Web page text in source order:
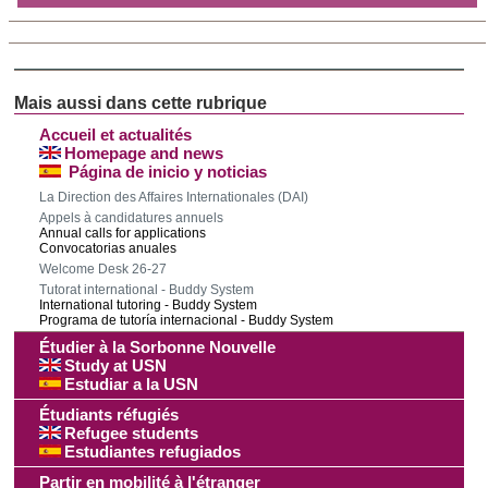
Accueil et actualités
Homepage and news
Página de inicio y noticias
La Direction des Affaires Internationales (DAI)
Appels à candidatures annuels
Annual calls for applications
Convocatorias anuales
Welcome Desk 26-27
Tutorat international - Buddy System
International tutoring - Buddy System
Programa de tutoría internacional - Buddy System
Étudier à la Sorbonne Nouvelle
Study at USN
Estudiar a la USN
Étudiants réfugiés
Refugee students
Estudiantes refugiados
Partir en mobilité à l'étranger